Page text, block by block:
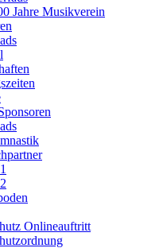
Jahre Musikverein
Onlineauftritt